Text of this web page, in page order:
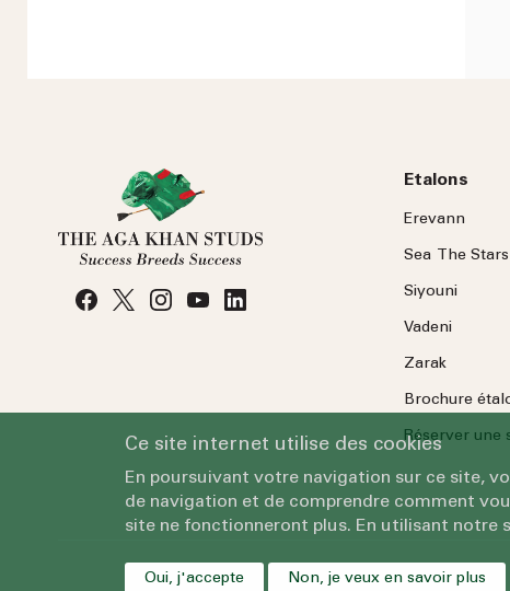
Etalons
Erevann
Sea TheStars
Siyouni
Vadeni
Zarak
Brochure
Réserver une
Ce site internet utilise des cookies
En poursuivant votre navigation sur ce site,
de navigation et de comprendre comment
site ne fonctionneront plus. En utilisant notre
Oui, j'accepte Non, je veux en savoir plus